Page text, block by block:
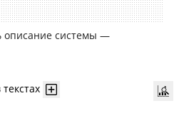
описание системы —